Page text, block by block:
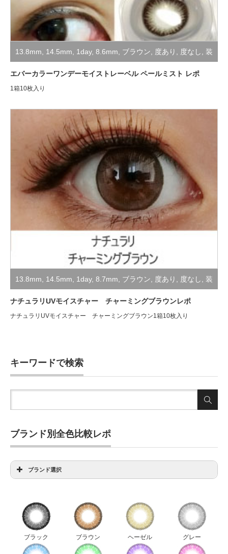
13.8mm 14.5mm 1day, 8.6mm ブラウン 度あり 度なし 装
着レポ
エバーカラーワンデーモイストレーベル ペールミスト レポ
1箱10枚入り
13.8mm 14.5mm 1day, 8.7mm ブラウン 度あり 度なし 装
着レポ
ナチュラリUVモイスチャー チャーミングブラウンレポ
ナチュラリUVモイスチャー チャーミングブラウン1箱10枚入り
キーワードで検索
ブランド別全色比較レポ
ブランド選択
ウィッチズポーチダリエクストラ全色比較
ウィッチズポーチビックスター全色比較
ウィッチズポーチマカロン全色比較
ブラック グレー
ヘーゼル
ブラウン